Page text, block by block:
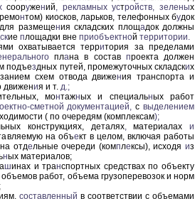
сооружений, рекламныхустройств, зеленых
нтом) киосков, ларьков, телефонных будок
для размещения складских площадок должны
ие площадки вне приобъектной территории.
охватывается территория за пределами
плана в состав проекта должен
подъездных путей, промежуточных складских
схем отвода движения транспорта и
движения и т. д.;
монтажных и специальных работ
сметной документацией, свыделением
( по очередям (комплексам);
конструкциях, деталях,материалахи
на объект в целом, включая работы
отдельные очереди (комплексы), исходяиз
ных материалов;
шинах и транспортных средствах по объекту
работ, объема грузоперевозок и норм
составленный в соответствии с объемами